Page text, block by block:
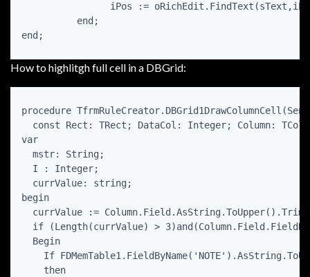
iPos :=
          end;
How to highlitgh full cell in a DBGrid:
procedure
const Rect: TRect; DataCol: Integer; Column:
var
  mstr: String;
  I : Integer;
  currValue: string;
begin
  currValue := Column.Field.AsString.ToUpper().Trim;
if (Length(currValue) >
  Begin
If
    then